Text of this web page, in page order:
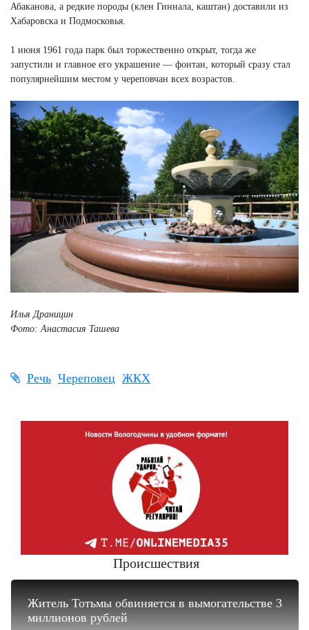
Абаканова, а редкие породы (клен Гиннала, каштан) доставили из
Хабаровска и Подмосковья.
1 июня 1961 года парк был торжественно открыт, тогда же
запустили и главное его украшение — фонтан, который сразу стал
популярнейшим местом у череповчан всех возрастов.
Илья Драницин
Фото: Анастасия Ташева
Речь Череповец ЖКХ
Происшествия
Житель Тотьмы обвиняется в вымогательстве 3
миллионов рублей